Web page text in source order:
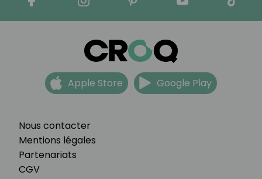
Nous contacter
Mentions légales
Partenariats
CGV
Apple Store Google Play